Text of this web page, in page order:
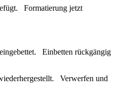
Formatierung jetzt
Einbetten rückgängig
Verwerfen und